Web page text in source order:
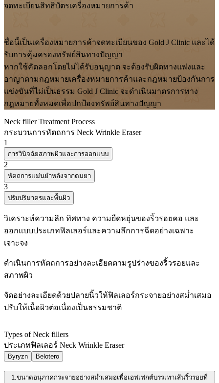
จดทะเบียนสิทธิบัตรเครื่องหมายการค้า
ชื่อนี้เป็นเครื่องหมายการค้าจดทะเบียนของ Gold J Clinic และได้
รับการคุ้มครองทรัพย์สินทางปัญญา
หากใช้คัดลอกโดยไม่ได้รับอนุญาต จะต้องรับผิดทางแพ่งและ
อาญาตามกฎหมายเครื่องหมายการค้าและกฎหมายป้องกันการ
แข่งขันที่ไม่เป็นธรรม Gold J Clinic จะดำเนินมาตรการทาง
กฎหมายทั้งหมดเพื่อปกป้องทรัพย์สินทางปัญญา
Neck filler Treatment Process
กระบวนการหัตถการ Neck Wrinkle Eraser
1
การวินิจฉัยสภาพผิวและการออกแบบ
2
หัตถการแม่นยำหลังจากดมยา
3
ปรับปริมาตรและพื้นผิว
วิเคราะห์ความลึก ทิศทาง ความยืดหยุ่นของริ้วรอยคอ และ
ออกแบบประเภทฟิลเลอร์และความลึกการฉีดอย่างเฉพาะ
เจาะจง
ดำเนินการหัตถการอย่างละเอียดตามรูปร่างของริ้วรอยและ
สภาพผิว
จัดอย่างละเอียดด้วยปลายนิ้วให้ฟิลเลอร์กระจายอย่างสม่ำเสมอ
ปรับให้เนื้อผิวต่อเนื่องเป็นธรรมชาติ
Types of Neck fillers
ประเภทฟิลเลอร์ Neck Wrinkle Eraser
Byryzn Belotero
1.ขนาดอนุภาคกระจายอย่างสม่ำเสมอเพื่อเอฟเฟกต์บรรเทาเส้นริ้วรอยที่